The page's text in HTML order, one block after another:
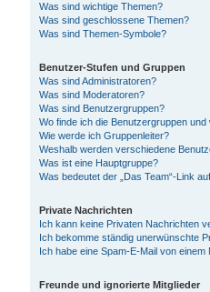
Was sind wichtige Themen?
Was sind geschlossene Themen?
Was sind Themen-Symbole?
Benutzer-Stufen und Gruppen
Was sind Administratoren?
Was sind Moderatoren?
Was sind Benutzergruppen?
Wo finde ich die Benutzergruppen und
Wie werde ich Gruppenleiter?
Weshalb werden verschiedene
Was ist eine Hauptgruppe?
Was bedeutet der „Das Team“-Link
Private Nachrichten
Ich kann keine Privaten Nachrichten
Ich bekomme ständig unerwünschte
Ich habe eine Spam-E-Mail von
Freunde und ignorierte Mitglieder